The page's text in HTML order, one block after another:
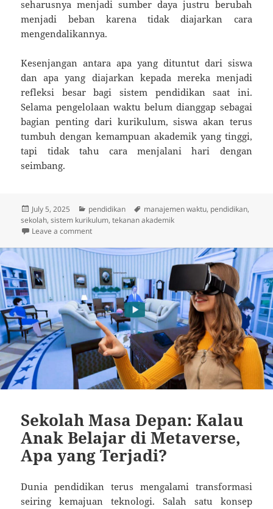
seharusnya menjadi sumber daya justru berubah
menjadi beban karena tidak diajarkan cara
mengendalikannya.
Kesenjangan antara apa yang dituntut dari siswa
dan apa yang diajarkan kepada mereka menjadi
refleksi besar bagi sistem pendidikan saat ini.
Selama pengelolaan waktu belum dianggap sebagai
bagian penting dari kurikulum, siswa akan terus
tumbuh dengan kemampuan akademik yang tinggi,
tapi tidak tahu cara menjalani hari dengan
seimbang.
Posted
on
July 5, 2025 Categories
pendidikan Tags
manajemen waktu, pendidikan,
sekolah,sistem kurikulum,tekanan akademik
Leave a commenton Sekolah Tapi Gak Pernah Diajarin Cara Ngatur
Sekolah Masa Depan: Kalau
Anak Belajar di Metaverse,
Apa yang Terjadi?
Dunia pendidikan terus mengalami transformasi
seiring kemajuan teknologi. Salah satu konsep